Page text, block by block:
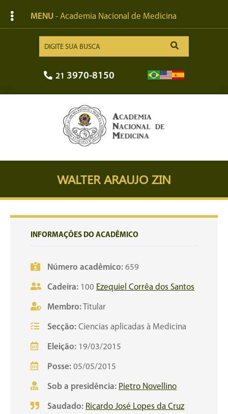
MENU - Academia Nacional de Medicina
21 3970-8150
WALTER ARAUJO ZIN
INFORMAÇÕES DO ACADÊMICO
Número acadêmico: 659
Cadeira: 100 Ezequiel Corrêa dos Santos
Membro:Titular
Secção: Ciencias aplicadas à Medicina
Eleição: 19/03/2015
Posse: 05/05/2015
Sob a presidência: Pietro Novellino
Saudado: Ricardo José Lopes da Cruz